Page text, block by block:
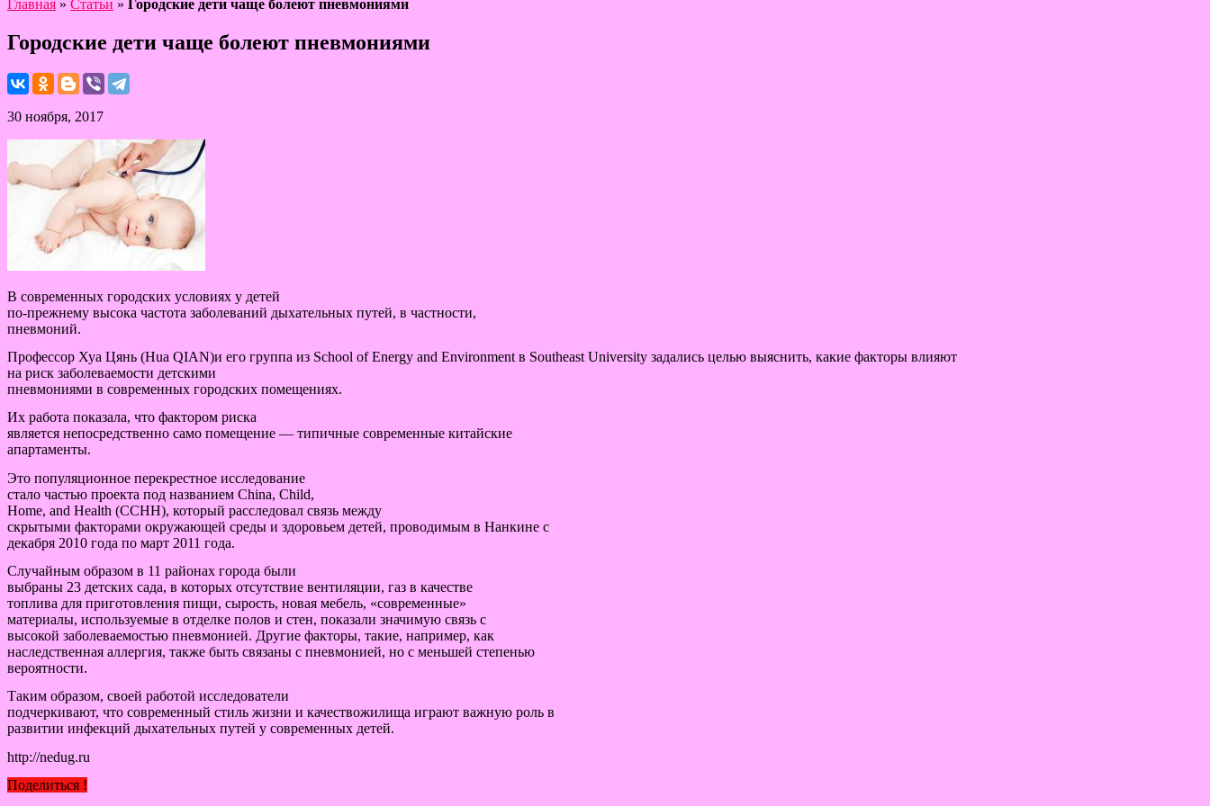
Главная » Статьи » Городские дети чаще болеют пневмониями
Городские дети чаще болеют пневмониями
30 ноября, 2017
В современных городских условиях у детей
по-прежнему высока частота заболеваний дыхательных путей, в частности,
пневмоний.
Профессор Хуа Цянь (Hua QIAN)и его группа из School of Energy and Environment в Southeast University задались целью выяснить, какие факторы влияют
на риск заболеваемости детскими
пневмониями в современных городских помещениях.
Их работа показала, что фактором риска
является непосредственно само помещение — типичные современные китайские
апартаменты.
Это популяционное перекрестное исследование
стало частью проекта под названием China, Child,
Home, and Health (CCHH), который расследовал связь между
скрытыми факторами окружающей среды и здоровьем детей, проводимым в Нанкине с
декабря 2010 года по март 2011 года.
Случайным образом в 11 районах города были
выбраны 23 детских сада, в которых отсутствие вентиляции, газ в качестве
топлива для приготовления пищи, сырость, новая мебель, «современные»
материалы, используемые в отделке полов и стен, показали значимую связь с
высокой заболеваемостью пневмонией. Другие факторы, такие, например, как
наследственная аллергия, также быть связаны с пневмонией, но с меньшей степенью
вероятности.
Таким образом, своей работой исследователи
подчеркивают, что современный стиль жизни и качествожилища играют важную роль в
развитии инфекций дыхательных путей у современных детей.
http://nedug.ru
Поделиться !